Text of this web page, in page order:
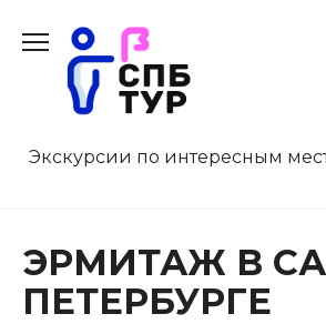
содержанию
Экскурсии по интересным
ЭРМИТАЖ В
ПЕТЕРБУРГЕ